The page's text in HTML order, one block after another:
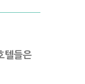
텔들은